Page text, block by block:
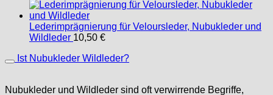
Lederimprägnierung für Veloursleder, Nubukleder und
Wildleder 10,50 €
Ist Nubukleder Wildleder?
Nubukleder und Wildleder sind oft verwirrende Begriffe,